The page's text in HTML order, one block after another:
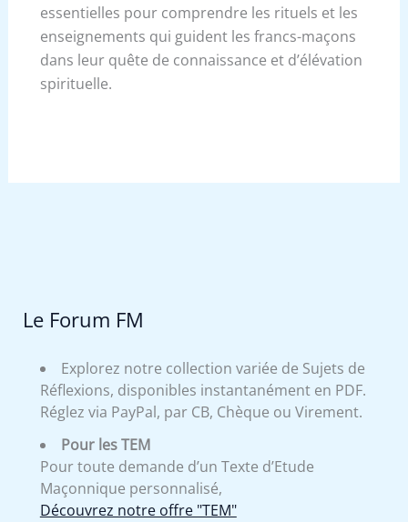
essentielles pour comprendre les rituels et les
enseignements qui guident les francs-maçons
dans leur quête de connaissance et d’élévation
spirituelle.
Le Forum FM
Explorez notre collection variée de Sujets de
Réflexions, disponibles instantanément en PDF.
Réglez via PayPal, par CB, Chèque ou Virement.
Pour les TEM
Pour toute demande d’un Texte d’Etude
Maçonnique personnalisé,
Découvrez notre offre "TEM"